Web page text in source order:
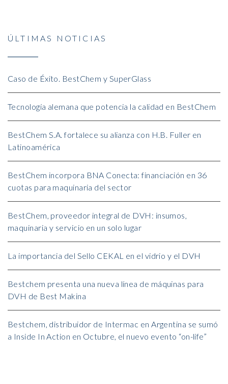
ÚLTIMAS NOTICIAS
Caso de Éxito. BestChem y SuperGlass
Tecnología alemana que potencia la calidad en BestChem
BestChem S.A. fortalece su alianza con H.B. Fuller en
Latinoamérica
BestChem incorpora BNA Conecta: financiación en 36
cuotas para maquinaria del sector
BestChem, proveedor integral de DVH: insumos,
maquinaria y servicio en un solo lugar
La importancia del Sello CEKAL en el vidrio y el DVH
Bestchem presenta una nueva línea de máquinas para
DVH de Best Makina
Bestchem, distribuidor de Intermac en Argentina se sumó
a Inside In Action en Octubre, el nuevo evento “on-life”